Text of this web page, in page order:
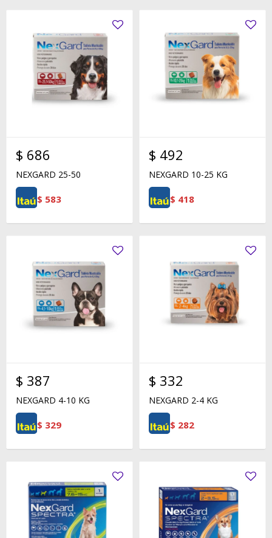
$ 686
NEXGARD 25-50
$ 583
$ 492
NEXGARD 10-25 KG
$ 418
$ 387
NEXGARD 4-10 KG
$ 329
$ 332
NEXGARD 2-4 KG
$ 282